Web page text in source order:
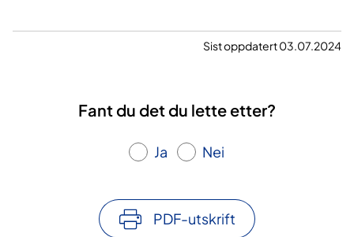
Sist oppdatert 03.07.2024
Fant du det du lette etter?
Ja Nei
PDF-utskrift